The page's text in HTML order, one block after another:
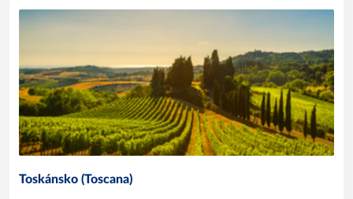
Toskánsko (Toscana)